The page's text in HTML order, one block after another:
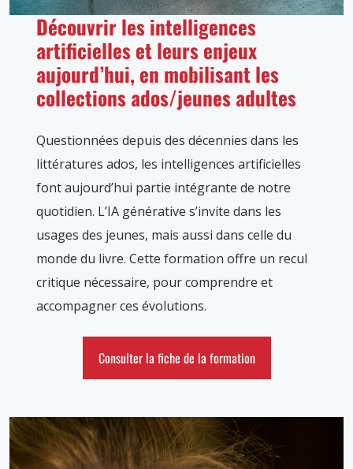
Découvrir les intelligences
artificielles et leurs enjeux
aujourd’hui, en mobilisant les
collections ados/jeunes adultes
Questionnées depuis des décennies dans les
littératures ados, les intelligences artificielles
font aujourd’hui partie intégrante de notre
quotidien. L’IA générative s’invite dans les
usages des jeunes, mais aussi dans celle du
monde du livre. Cette formation offre un recul
critique nécessaire, pour comprendre et
accompagner ces évolutions.
Consulter la fiche de la formation